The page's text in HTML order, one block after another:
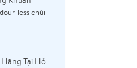
less chùi
Tại Hồ